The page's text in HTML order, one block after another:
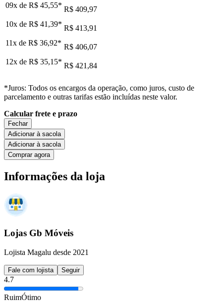
09x de R$ 45,55* R$ 409,97
10x de R$ 41,39* R$ 413,91
11x de R$ 36,92* R$ 406,07
12x de R$ 35,15* R$ 421,84
*Juros: Todos os encargos da operação, como juros, custo de
parcelamento e outras tarifas estão incluídas neste valor.
Calcular frete e prazo
Fechar
Adicionar à sacola
Adicionar à sacola
Comprar agora
Informações da loja
Lojas Gb Móveis
Lojista Magalu desde 2021
Fale com lojista Seguir
4.7
RuimÓtimo